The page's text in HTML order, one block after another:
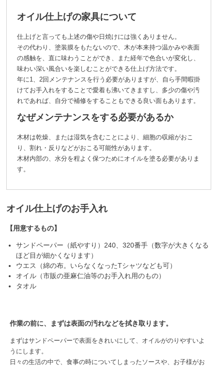
オイル仕上げの家具について
仕上げと言っても上述の傷や日焼けには強くありません。
その代わり、塗装膜をもたないので、木が本来持つ温かみや表面
の感触を、直に味わうことができ、また経年で色合いが変化し、
味わい深い風合いを楽しむことができる仕上げ方法です。
年に1、2回メンテナンスを行う必要がありますが、自ら手間暇掛
けてお手入れをすることで愛着も沸いてきますし、多少の傷や汚
れであれば、自分で補修をすることもできる良い面もあります。
なぜメンテナンスをする必要があるか
木材は乾燥、または湿気を含むことにより、細胞の収縮がおこ
り、割れ・反りなどがおこる可能性があります。
木材内部の、水分を程よく保つためにオイルを塗る必要がありま
す。
オイル仕上げのお手入れ
【用意するもの】
サンドペーパー（紙やすり）240、320番手（数字が大きくなる
ほど目が細かくなります）
ウエス（綿の布。いらなくなったTシャツなども可）
オイル（市販の亜麻仁油等のお手入れ用のもの）
タオル
作業の前に、まずは表面の汚れなどを拭き取ります。
まずはサンドペーパーで表面をきれいにして、オイルがのりやすいよ
うにします。
日々の生活の中で、食事の時についてしまったソースや、お子様がお